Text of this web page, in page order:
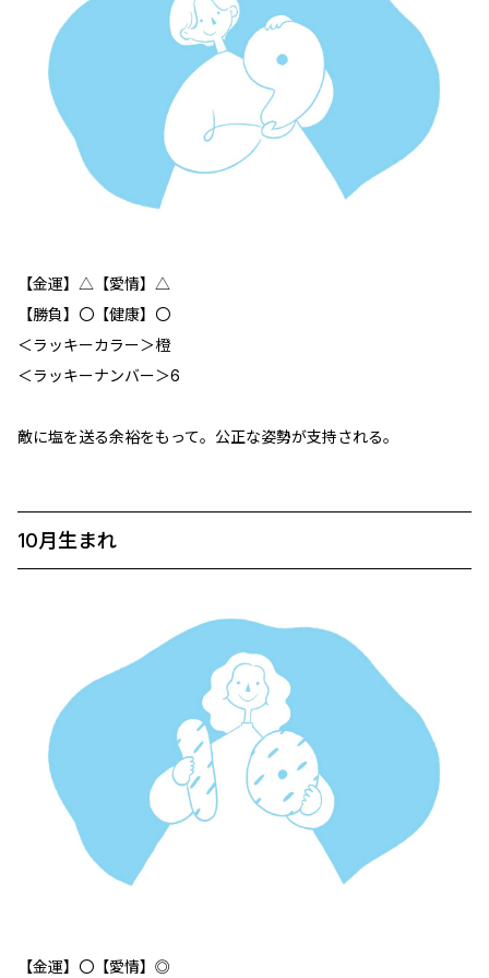
【金運】△【愛情】△
【勝負】〇【健康】〇
＜ラッキーカラー＞橙
＜ラッキーナンバー＞6
敵に塩を送る余裕をもって。公正な姿勢が支持される。
10月生まれ
【金運】〇【愛情】◎